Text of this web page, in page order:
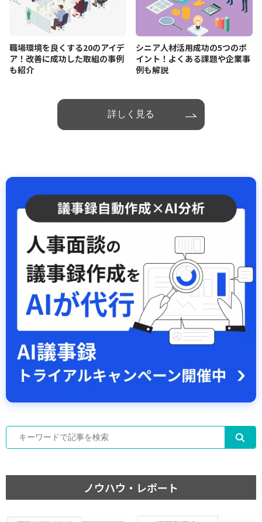
職場環境を良くする20のアイデ
ア！改善に成功した取組の事例
も紹介
シニア人材活用成功の5つのポ
イント！よくある課題や企業事
例も解説
詳しく見る
ノウハウ・レポート